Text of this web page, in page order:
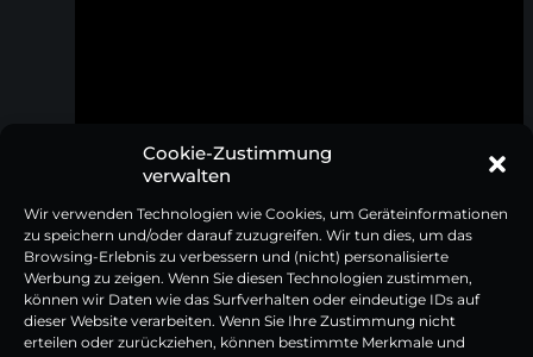
Cookie-Zustimmung
verwalten
Wir verwenden Technologien wie Cookies, um Geräteinformationen
zu speichern und/oder darauf zuzugreifen. Wir tun dies, um das
Browsing-Erlebnis zu verbessern und (nicht) personalisierte
Werbung zu zeigen. Wenn Sie diesen Technologien zustimmen,
können wir Daten wie das Surfverhalten oder eindeutige IDs auf
dieser Website verarbeiten. Wenn Sie Ihre Zustimmung nicht
erteilen oder zurückziehen, können bestimmte Merkmale und